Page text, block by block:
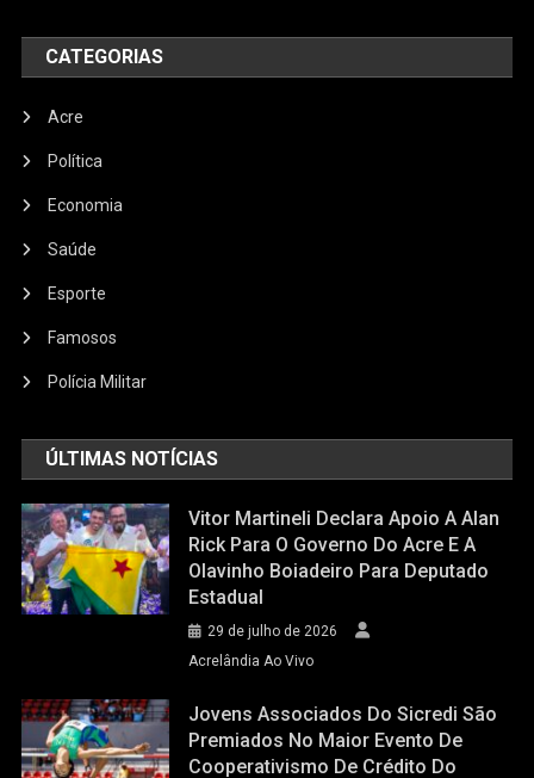
CATEGORIAS
Acre
Política
Economia
Saúde
Esporte
Famosos
Polícia Militar
ÚLTIMAS NOTÍCIAS
Vitor Martineli Declara Apoio A Alan
Rick Para O Governo Do Acre E A
Olavinho Boiadeiro Para Deputado
Estadual
29 de julho de 2026
Acrelândia Ao Vivo
Jovens Associados Do Sicredi São
Premiados No Maior Evento De
Cooperativismo De Crédito Do